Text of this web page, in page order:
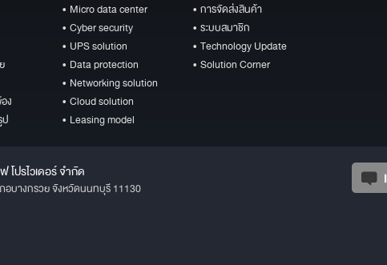
ง
ป
• Micro data center
• Cyber security
• UPS solution
• Data protection
• Networking solution
• Cloud solution
• Leasing model
• การจัดส่งสินค้า
• ระบบสมาชิก
• Technology Update
• Solution Corner
ปรไวเดอร์ จำกัด
อบางกรวย จังหวัดนนทบุรี 11130